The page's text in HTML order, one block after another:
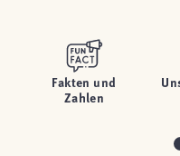
Fakten und
Zahlen